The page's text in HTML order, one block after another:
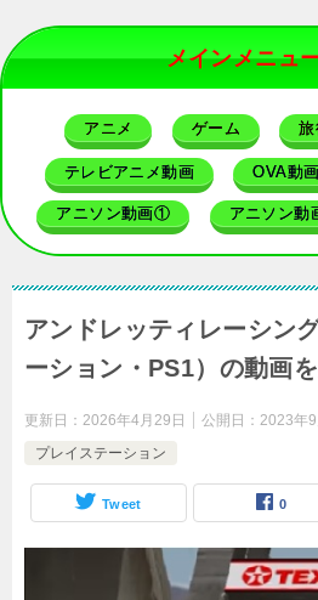
メインメニュ
アニメ ゲーム
テレビアニメ動画 OVA動画
アニソン動画① アニソン
アンドレッティレーシン
ーション・PS1）の動画
更新日： 2026年4月29日 公開日： 2023年9
プレイステーション
Tweet 0